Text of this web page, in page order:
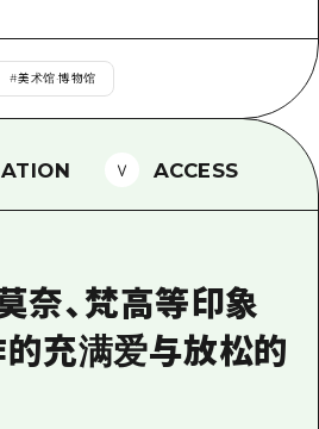
费无线上网
解答
载
期间的交通信息
#美术馆·博物馆
ACCESS
奈、梵高等印象
充满爱与放松的